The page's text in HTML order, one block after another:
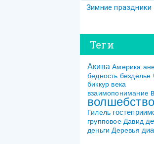
Зимние праздники
Теги
Акива Америка
бедность безделье
биккур века
взаимопонимание
волшебство
Гилель
групповое Давид
деньги Деревья